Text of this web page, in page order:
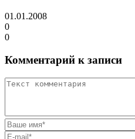
01.01.2008
0
0
Комментарий к записи